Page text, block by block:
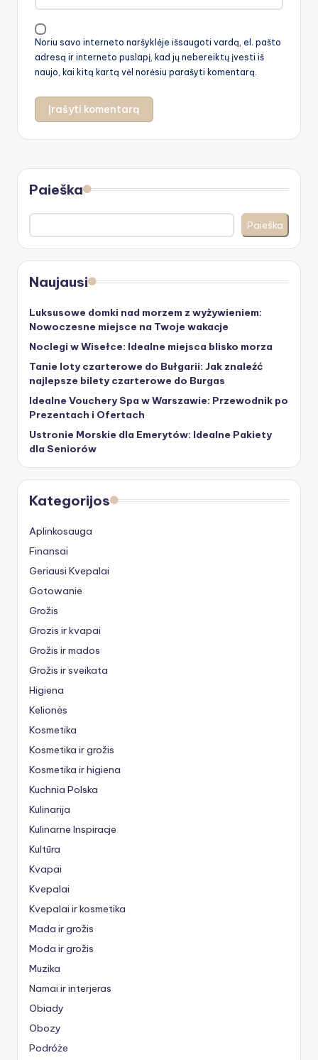
Noriu savo interneto naršyklėje išsaugoti vardą, el. pašto
adresą ir interneto puslapį, kad jų nebereiktų įvesti iš
naujo, kai kitą kartą vėl norėsiu parašyti komentarą.
Paieška
Paieška
Naujausi
Luksusowe domki nad morzem z wyżywieniem:
Nowoczesne miejsce na Twoje wakacje
Noclegi w Wisełce: Idealne miejsca blisko morza
Tanie loty czarterowe do Bułgarii: Jak znaleźć
najlepsze bilety czarterowe do Burgas
Idealne Vouchery Spa w Warszawie: Przewodnik po
Prezentach i Ofertach
Ustronie Morskie dla Emerytów: Idealne Pakiety
dla Seniorów
Kategorijos
Aplinkosauga
Finansai
Geriausi Kvepalai
Gotowanie
Grožis
Grozis ir kvapai
Grožis ir mados
Grožis ir sveikata
Higiena
Kelionės
Kosmetika
Kosmetika ir grožis
Kosmetika ir higiena
Kuchnia Polska
Kulinarija
Kulinarne Inspiracje
Kultūra
Kvapai
Kvepalai
Kvepalai ir kosmetika
Mada ir grožis
Moda ir grožis
Muzika
Namai ir interjeras
Obiady
Obozy
Podróże